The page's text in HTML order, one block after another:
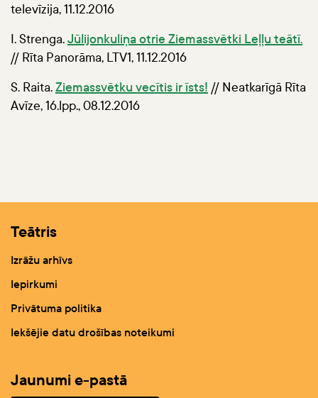
televīzija, 11.12.2016
I. Strenga.Jūlijonkuliņa otrie Ziemassvētki Leļļu teātī.
// Rīta Panorāma, LTV1, 11.12.2016
S. Raita.Ziemassvētku vecītis ir īsts! // Neatkarīgā Rīta
Avīze, 16.lpp., 08.12.2016
Teātris
Izrāžu arhīvs
Iepirkumi
Privātuma politika
Iekšējie datu drošības noteikumi
Jaunumi e-pastā